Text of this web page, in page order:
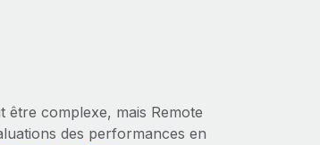
complexe, mais Remote
des performances en